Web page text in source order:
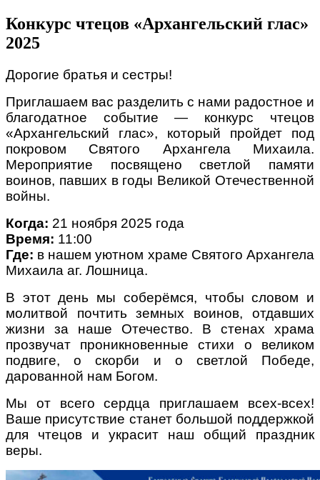
Конкурс чтецов «Архангельский глас»
2025
Дорогие братья и сестры!
Приглашаем вас разделить с нами радостное и
благодатное событие — конкурс чтецов
«Архангельский глас», который пройдет под
покровом Святого Архангела Михаила.
Мероприятие посвящено светлой памяти
воинов, павших в годы Великой Отечественной
войны.
Когда: 21 ноября 2025 года
Время: 11:00
Где: в нашем уютном храме Святого Архангела
Михаила аг. Лошница.
В этот день мы соберёмся, чтобы словом и
молитвой почтить земных воинов, отдавших
жизни за наше Отечество. В стенах храма
прозвучат проникновенные стихи о великом
подвиге, о скорби и о светлой Победе,
дарованной нам Богом.
Мы от всего сердца приглашаем всех-всех!
Ваше присутствие станет большой поддержкой
для чтецов и украсит наш общий праздник
веры.